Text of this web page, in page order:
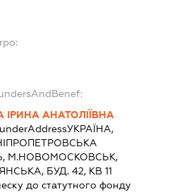
ІРИНА АНАТОЛІЇВНА
УКРАЇНА,
М.НОВОМОСКОВСЬК,
БУД. 42, КВ 11
до статутного фонду